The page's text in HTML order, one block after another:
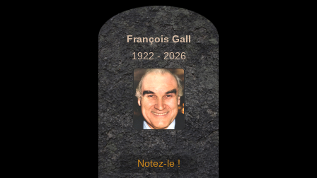
François Gall
1922 - 2026
Notez-le !